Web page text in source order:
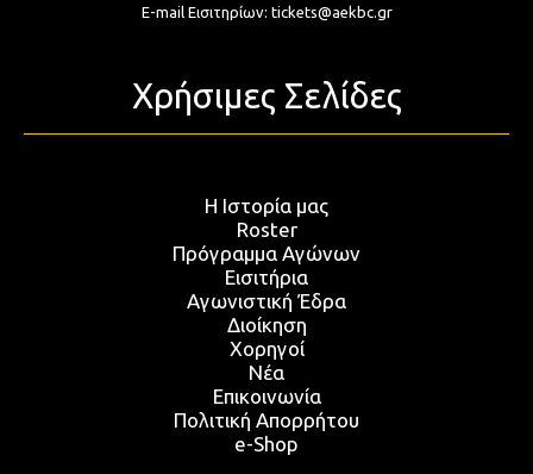
E-mail Εισιτηρίων: tickets@aekbc.gr
Χρήσιμες Σελίδες
Η Ιστορία μας
Roster
Πρόγραμμα Αγώνων
Εισιτήρια
Αγωνιστική Έδρα
Διοίκηση
Χορηγοί
Νέα
Επικοινωνία
Πολιτική Απορρήτου
e-Shop